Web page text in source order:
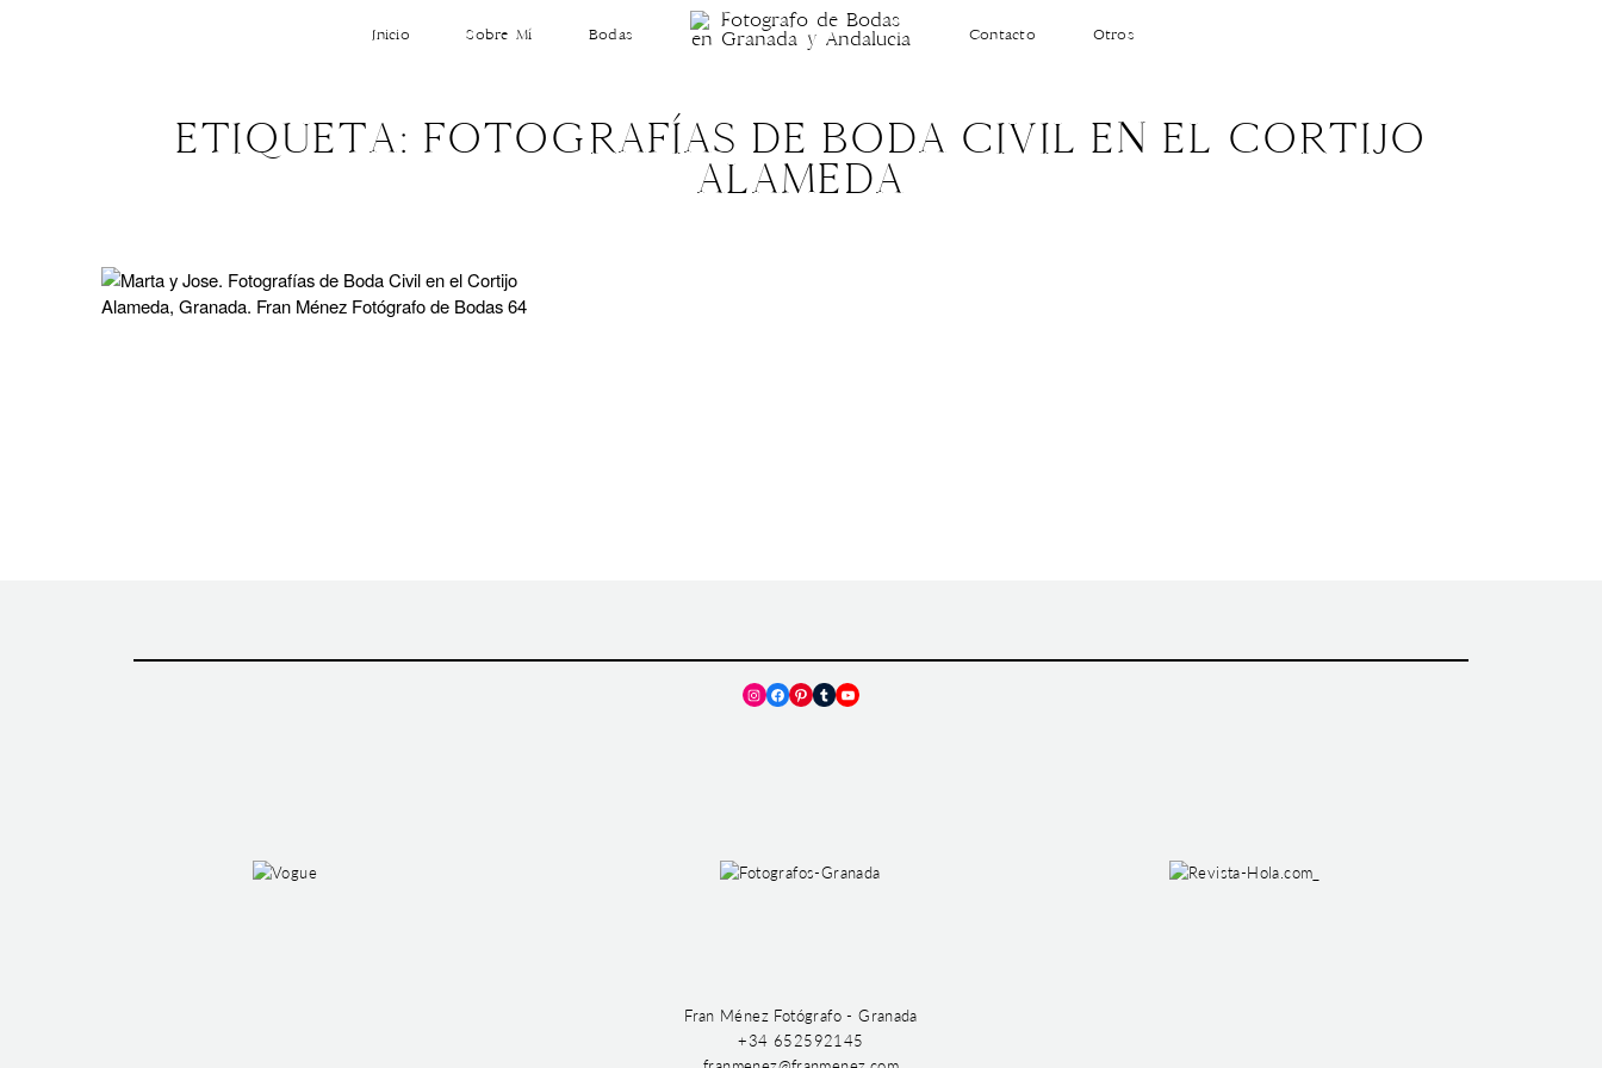
Inicio Sobre Mí Bodas Contacto Otros
ETIQUETA: FOTOGRAFÍAS DE BODA CIVIL EN EL CORTIJO
ALAMEDA
Instagram
Facebook
Pinterest
TumblrYouTube
Fran Ménez Fotógrafo - Granada
+34 652592145